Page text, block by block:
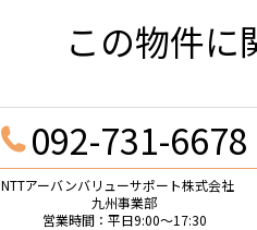
この物件に
092-731-6678
NTTアーバンバリューサポート株式会社
九州事業部
営業時間：平日9:00～17:30